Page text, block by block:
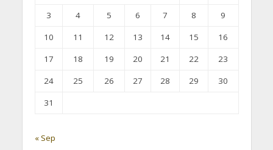
3
4 5 6 7 8
9
10
11 12 13 14 15
16
17
18 19 20 21 22
23
24
25 26 27 28 29
30
31
« Sep